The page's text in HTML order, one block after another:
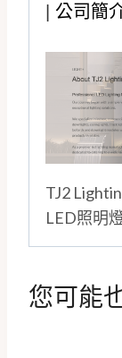
公司簡
TJ2
LED照明
您可能